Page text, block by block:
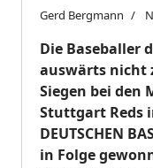
Gerd Bergmann
Die Baseballer
auswärts nicht
Siegen bei den
Stuttgart Reds
DEUTSCHEN
in Folge